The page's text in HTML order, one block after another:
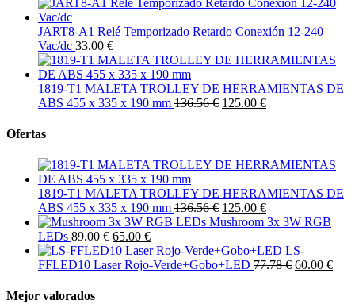
JART8-A1 Relé Temporizado Retardo Conexión 12-240
Vac/dc 33.00 €
1819-T1 MALETA TROLLEY DE HERRAMIENTAS DE
ABS 455 x 335 x 190 mm 136.56 € 125.00 €
Ofertas
1819-T1 MALETA TROLLEY DE HERRAMIENTAS DE
ABS 455 x 335 x 190 mm 136.56 € 125.00 €
Mushroom 3x 3W RGB
LEDs 89.00 € 65.00 €
LS-
FFLED10 Laser Rojo-Verde+Gobo+LED 77.78 € 60.00 €
Mejor valorados